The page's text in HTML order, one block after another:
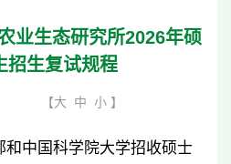
业生态研究所2026年硕
招生复试规程
【大 中 小 】
和中国科学院大学招收硕士